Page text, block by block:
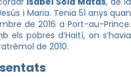
i Maria. Tenia 51 anys quan
de 2016 a Port-au-Prince.
els pobres d’Haití, on s’havia
de 2010.